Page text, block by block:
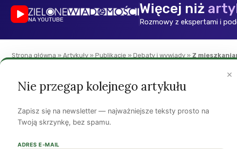
NA YOUTUBE
Więcej niż
Rozmowy z ekspertami i
Strona główna » Artykuły » Publikacje » Debaty i wywiady » Z
Z mieszkaniami
×
Nie przegap kolejnego artykułu
Zapisz się na newsletter — najważniejsze teksty prosto na
Twoją skrzynkę, bez spamu.
ADRES E-MAIL